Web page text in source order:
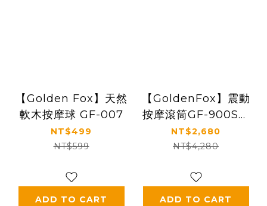
【Golden Fox】天然
軟木按摩球 GF-007
NT$499
NT$599
ADD TO CART
【GoldenFox】震動
按摩滾筒GF-900SM
雪地迷彩特仕版(台灣
製)
NT$2,680
NT$4,280
ADD TO CART